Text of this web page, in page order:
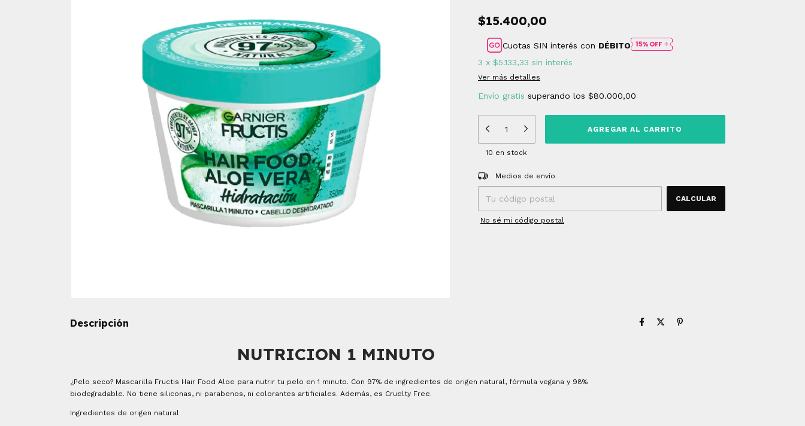
$15.400,00
Cuotas SIN interés con DÉBITO
3 x $5.133,33 sin interés
Ver más detalles
Envío gratis superando los $80.000,00
10 en stock
Entregas para el CP:
Medios de envío
CALCULAR
No sé mi código postal
Descripción
NUTRICION 1 MINUTO
¿Pelo seco? Mascarilla Fructis Hair Food Aloe para nutrir tu pelo en 1 minuto. Con 97% de ingredientes de origen natural, fórmula vegana y 98%
biodegradable. No tiene siliconas, ni parabenos, ni colorantes artificiales. Además, es Cruelty Free.
Ingredientes de origen natural